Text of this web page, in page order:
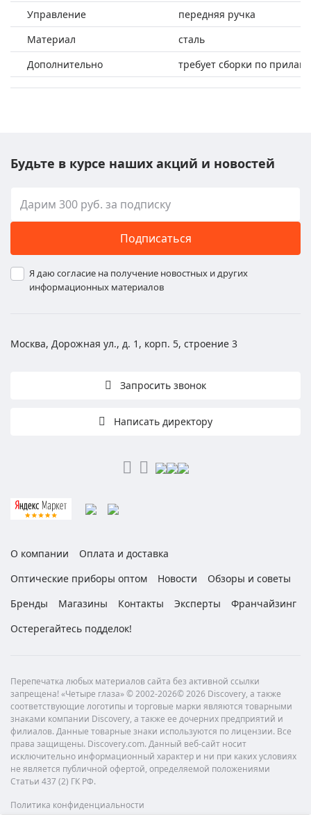
Управление
передняя ручка
Материал
сталь
Дополнительно
требует сборки по
Будьте в курсе наших акций и новостей
Подписаться
Я даю согласие на получение новостных и других
информационных материалов
Москва, Дорожная ул., д. 1, корп. 5, строение 3
Запросить звонок
Написать директору
О компании
Оплата и доставка
Оптические приборы оптом
Новости
Обзоры и советы
Бренды
Магазины Контакты Эксперты
Франчайзинг
Остерегайтесь подделок!
Перепечатка любых материалов сайта без активной ссылки
запрещена! «Четыре глаза» © 2002-2026© 2026 Discovery, а также
соответствующие логотипы и торговые марки являются товарными
знаками компании Discovery, а также ее дочерних предприятий и
филиалов. Данные товарные знаки используются по лицензии. Все
права защищены. Discovery.com. Данный веб-сайт носит
исключительно информационный характер и ни при каких условиях
не является публичной офертой, определяемой положениями
Статьи 437 (2) ГК РФ.
Политика конфиденциальности